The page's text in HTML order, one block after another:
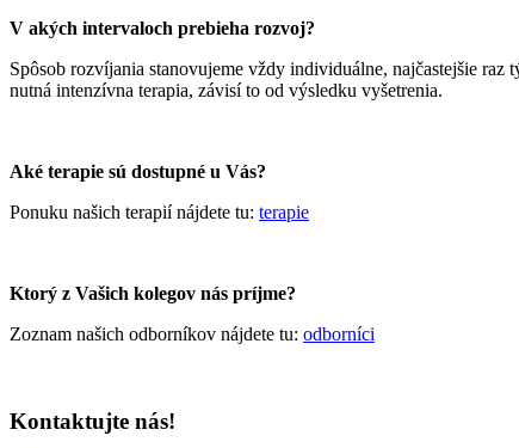
V akých intervaloch prebieha rozvoj?
Spôsob rozvíjania stanovujeme vždy individuálne, najčastejšie
nutná intenzívna terapia, závisí to od výsledku vyšetrenia.
Aké terapie sú dostupné u Vás?
Ponuku našich terapií nájdete tu: terapie
Ktorý z Vašich kolegov nás príjme?
Zoznam našich odborníkov nájdete tu: odborníci
Kontaktujte nás!